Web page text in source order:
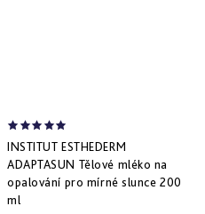
INSTITUT ESTHEDERM
ADAPTASUN Tělové mléko na
opalování pro mírné slunce 200
ml